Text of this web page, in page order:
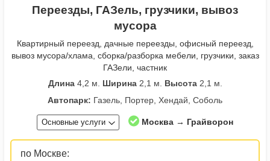
Переезды, ГАЗель, грузчики, вывоз
мусора
Квартирный переезд, дачные переезды, офисный переезд,
вывоз мусора/хлама, сборка/разборка мебели, грузчики, заказ
ГАЗели, частник
Длина4,2 м. Ширина2,1 м. Высота2,1 м.
Автопарк: Газель, Портер, Хендай, Соболь
Основные услуги Москва → Грайворон
по Москве: